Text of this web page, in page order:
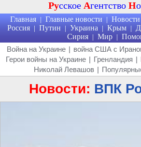
Русское Агентство Н
Главная | Главные новости | Новости
Россия | Путин | Украина | Крым |
Сирия | Мир |
Война на Украине | война США с
Герои войны на Украине | Гренландия |
Николай Левашов |
Новости: ВПК